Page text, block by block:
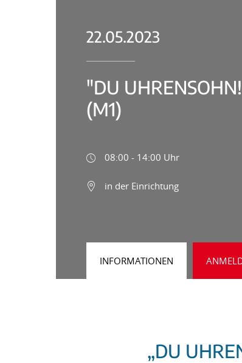
22.05.2023
"DU
(M1)
08:00 - 14:00 Uhr
in der Einrichtung
INFORMATIONEN
„DU